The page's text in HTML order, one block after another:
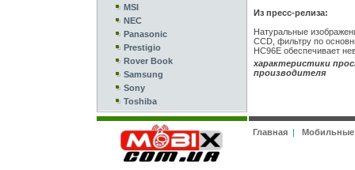
MSI
NEC
Panasonic
Prestigio
Rover Book
Samsung
Sony
Toshiba
Из пресс-релиза:
Натуральные
CCD, фильтру по
HC96E обеспечивает
характеристики
производителя
Главная|